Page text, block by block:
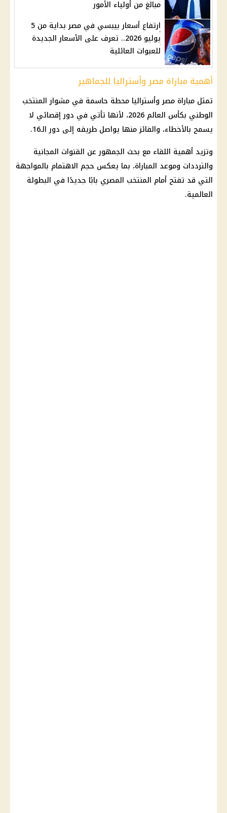
مبالغ من أولياء الأمور
ارتفاع أسعار بيبسي في مصر بداية من 5
يوليو 2026.. تعرف على الأسعار الجديدة
للعبوات العائلية
أهمية مباراة مصر وأستراليا للجماهير
تمثل مباراة مصر وأستراليا محطة حاسمة في مشوار المنتخب
الوطني بكأس العالم 2026، لأنها تأتي في دور إقصائي لا
يسمح بالأخطاء، والفائز منها يواصل طريقه إلى دور الـ16.
وتزيد أهمية اللقاء مع بحث الجمهور عن القنوات المجانية
والترددات وموعد المباراة، بما يعكس حجم الاهتمام بالمواجهة
التي قد تفتح أمام المنتخب المصري بابًا جديدًا في البطولة
العالمية.